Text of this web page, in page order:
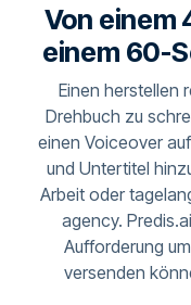
Von einem
einem 60-
Einen herstellen
Drehbuch zu
einen Voiceover
und Untertitel
Arbeit oder
agency.
Aufforderung
versenden